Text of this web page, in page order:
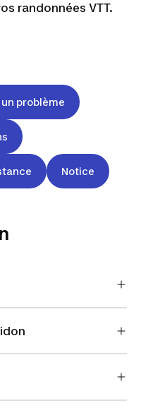
randonnées VTT.
un problème
Notice